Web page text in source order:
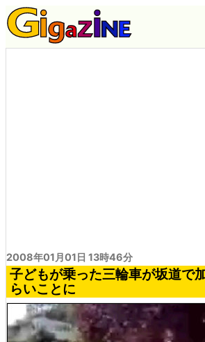
2008年01月01日 13時46分
子どもが乗った三輪車が坂道で
らいことに